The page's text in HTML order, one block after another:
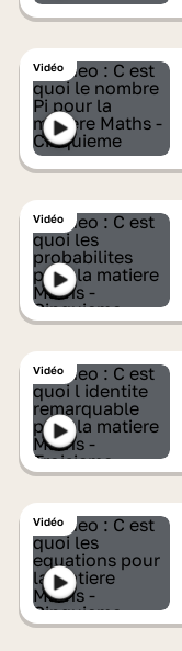
Vidéo
Vidéo
Vidéo
Vidéo